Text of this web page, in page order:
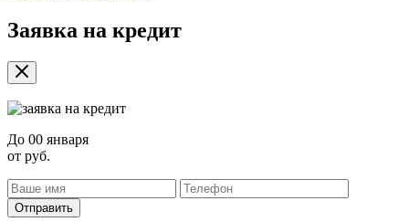
Заявка на кредит
До 00 января
от руб.
Отправить